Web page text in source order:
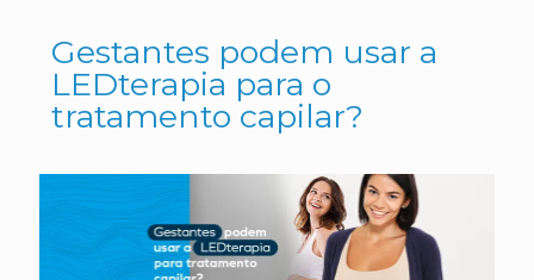
Gestantes podem usar a
LEDterapia para o
tratamento capilar?